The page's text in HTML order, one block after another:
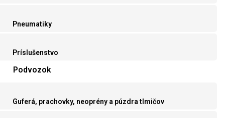
Pneumatiky
Príslušenstvo
Podvozok
Guferá, prachovky, neoprény a púzdra tlmičov